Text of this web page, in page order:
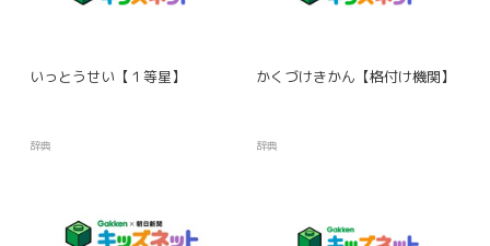
いっとうせい【１等星】
辞典
かくづけきかん【格付け機関】
辞典